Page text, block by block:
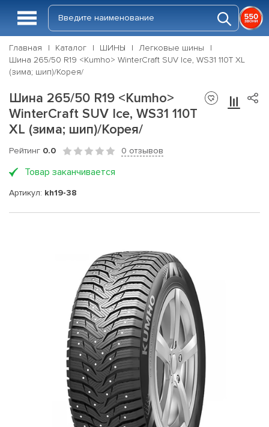
Главная Каталог ШИНЫ
Легковые шины
Шина 265/50 R19 <Kumho> WinterCraft SUV Ice, WS31 110T XL
(зима; шип)/Корея/
Шина 265/50 R19 <Kumho>
WinterCraft SUV Ice, WS31 110T
XL (зима; шип)/Корея/
Рейтинг 0.0 0 отзывов
Товар заканчивается
Артикул: kh19-38